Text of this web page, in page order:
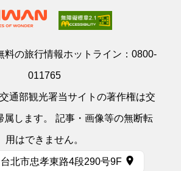
料の旅行情報ホットライン： 0800-
011765
通部観光署当サイトの著作権は交
属します。 記事・画像等の無断転
用はできません。
北市忠孝東路4段290号9F